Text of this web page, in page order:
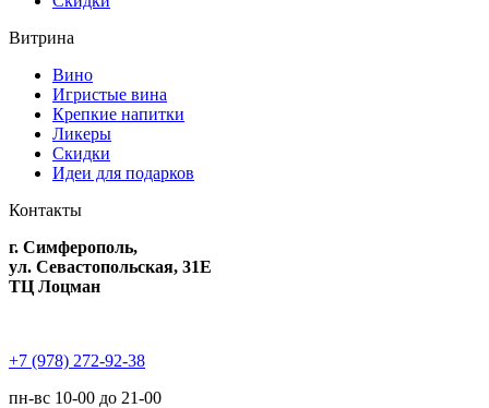
Витрина
Вино
Игристые вина
Крепкие напитки
Ликеры
Скидки
Идеи для подарков
Контакты
г. Симферополь,
ул. Севастопольская, 31Е
ТЦ Лоцман
+7 (978) 272-92-38
пн-вс 10-00 до 21-00